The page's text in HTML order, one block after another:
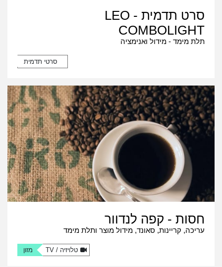
סרט תדמית - LEO
COMBOLIGHT
תלת מימד - מידול ואנימציה
סרטי תדמית
חסות - קפה לנדוור
עריכה, קריינות, סאונד, מידול מוצר ותלת מימד
טלויזיה / TV מזון